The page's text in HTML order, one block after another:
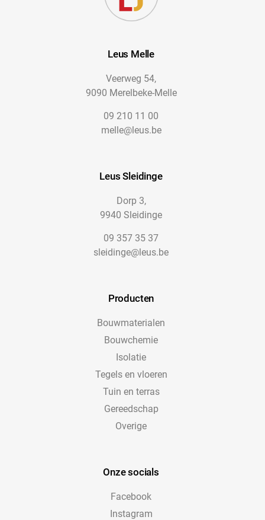
Leus Melle
Veerweg 54,
9090 Merelbeke-Melle
09 210 11 00
melle@leus.be
Leus Sleidinge
Dorp 3,
9940 Sleidinge
09 357 35 37
sleidinge@leus.be
Producten
Bouwmaterialen
Bouwchemie
Isolatie
Tegels en vloeren
Tuin en terras
Gereedschap
Overige
Onze socials
Facebook
Instagram